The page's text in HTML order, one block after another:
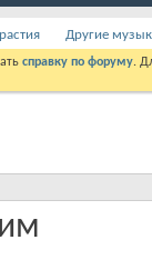
Другие
справку по форуму.